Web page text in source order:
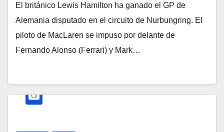
El británico Lewis Hamilton ha ganado el GP de
Alemania disputado en el circuito de Nurbungring. El
piloto de MacLaren se impuso por delante de
Fernando Alonso (Ferrari) y Mark…